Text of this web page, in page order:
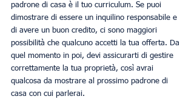
padrone di casa è il tuo curriculum. Se puoi
dimostrare di essere un inquilino responsabile e
di avere un buon credito, ci sono maggiori
possibilità che qualcuno accetti la tua offerta. Da
quel momento in poi, devi assicurarti di gestire
correttamente la tua proprietà, così avrai
qualcosa da mostrare al prossimo padrone di
casa con cui parlerai.